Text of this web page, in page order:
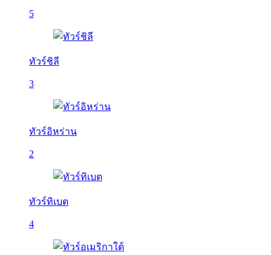
5
ทัวร์ชิลี
3
ทัวร์อิหร่าน
2
ทัวร์ทิเบต
4